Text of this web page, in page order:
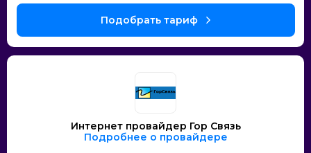
Интернет провайдер Гор Связь
Подробнее о провайдере